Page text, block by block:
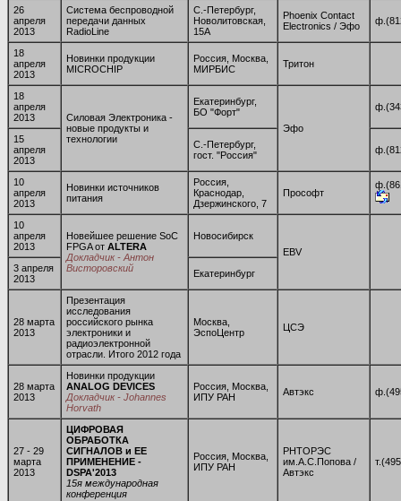
26
апреля
2013
Система беспроводной
передачи данных
RadioLine
С.-Петербург,
Новолитовская,
15А
Phoenix Contact
Electronics / Эфо
18
апреля
2013
Новинки продукции
MICROCHIP
Россия, Москва,
МИРБИС
Тритон
18
апреля
2013
Силовая Электроника -
новые продукты и
технологии
Екатеринбург,
БО "Форт"
Эфо
15
апреля
2013
С.-Петербург,
гост. "Россия"
10
апреля
2013
Новинки источников
питания
Россия,
Краснодар,
Дзержинского, 7
Прософт
10
апреля
2013
Новейшее решение SoC
FPGA от ALTERA
Докладчик - Антон
Висторовский
Новосибирск
EBV
3 апреля
2013
Екатеринбург
28 марта
2013
Презентация
исследования
российского рынка
электроники и
радиоэлектронной
отрасли. Итого 2012 года
Москва,
ЭспоЦентр
ЦСЭ
28 марта
2013
Новинки продукции
ANALOG DEVICES
Докладчик - Johannes
Horvath
Россия, Москва,
ИПУ РАН
Автэкс
27 - 29
марта
2013
ЦИФРОВАЯ
ОБРАБОТКА
СИГНАЛОВ и ЕЕ
ПРИМЕНЕНИЕ -
DSPA'2013
15я международная
конференция
Россия, Москва,
ИПУ РАН
РНТОРЭС
им.А.С.Попова /
Автэкс